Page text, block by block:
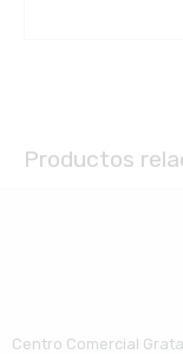
Productos
Centro Comercial